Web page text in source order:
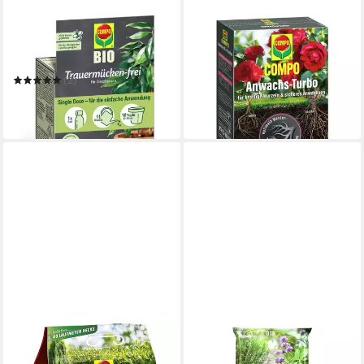
Pflanzendünger COMPO BIO
Trauermücken-frei, 5 ml
(2)
9,60 €
(1.920,00 €/ 1 l)
in 5-6 Werktagen bei dir
COMPO
Pflanzendünger COMPO
Agrosil Wurzel Turbo 700g
15,90 €
(22,71 €/ 1 kg)
in 5-6 Werktagen bei dir
COMPO
Bodenverbesserer COMPO
Anzucht- und Kräutererde